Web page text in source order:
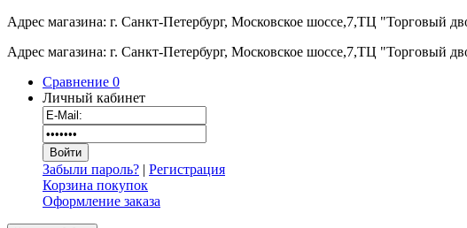
Адрес магазина: г. Санкт-Петербург, Московское шоссе,7,ТЦ "Торговый
Адрес магазина: г. Санкт-Петербург, Московское шоссе,7,ТЦ "Торговый
Сравнение 0
Личный кабинет
Забыли пароль? | Регистрация
Корзина покупок
Оформление заказа